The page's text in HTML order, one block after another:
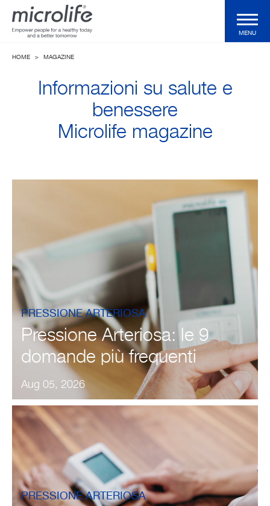
Prodotti Professionali
MENU
HOME > MAGAZINE
Informazioni su salute e
benessere
Microlife magazine
PRESSIONE ARTERIOSA
Pressione Arteriosa: le 9
domande più frequenti
Aug 05, 2026
PRESSIONE ARTERIOSA